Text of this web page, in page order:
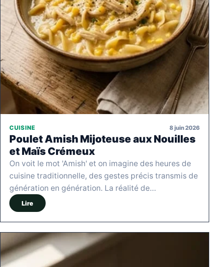
CUISINE 8 juin 2026
Poulet Amish Mijoteuse aux Nouilles
et Maïs Crémeux
On voit le mot 'Amish' et on imagine des heures de
cuisine traditionnelle, des gestes précis transmis de
génération en génération. La réalité de…
Lire